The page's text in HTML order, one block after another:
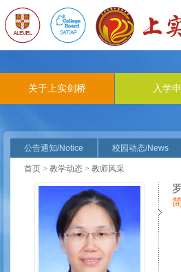
关于上实剑桥 入学
公告通知/Notice 校园动态/News
首页 > 教学动态 > 教师风采